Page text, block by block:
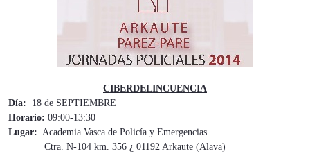
CIBERDELINCUENCIA
Día: 18 de SEPTIEMBRE
Horario: 09:00-13:30
Lugar: Academia Vasca de Policía y Emergencias
Ctra. N-104 km. 356 ¿ 01192 Arkaute (Alava)